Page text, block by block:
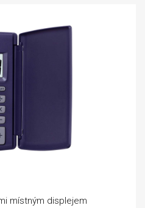
místným displejem